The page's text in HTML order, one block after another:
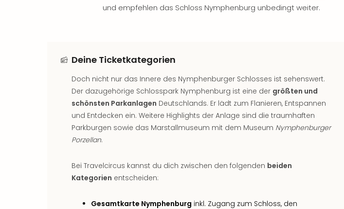
und empfehlen das Schloss Nymphenburg unbedingt weiter.
Deine Ticketkategorien
Doch nicht nur das Innere des Nymphenburger Schlosses ist sehenswert.
Der dazugehörige Schlosspark Nymphenburg ist eine der größten und
schönsten Parkanlagen Deutschlands. Er lädt zum Flanieren, Entspannen
und Entdecken ein. Weitere Highlights der Anlage sind die traumhaften
Parkburgen sowie das Marstallmuseum mit dem Museum Nymphenburger
Porzellan.
Bei Travelcircus kannst du dich zwischen den folgenden beiden
Kategorien entscheiden:
Gesamtkarte Nymphenburg inkl. Zugang zum Schloss, den